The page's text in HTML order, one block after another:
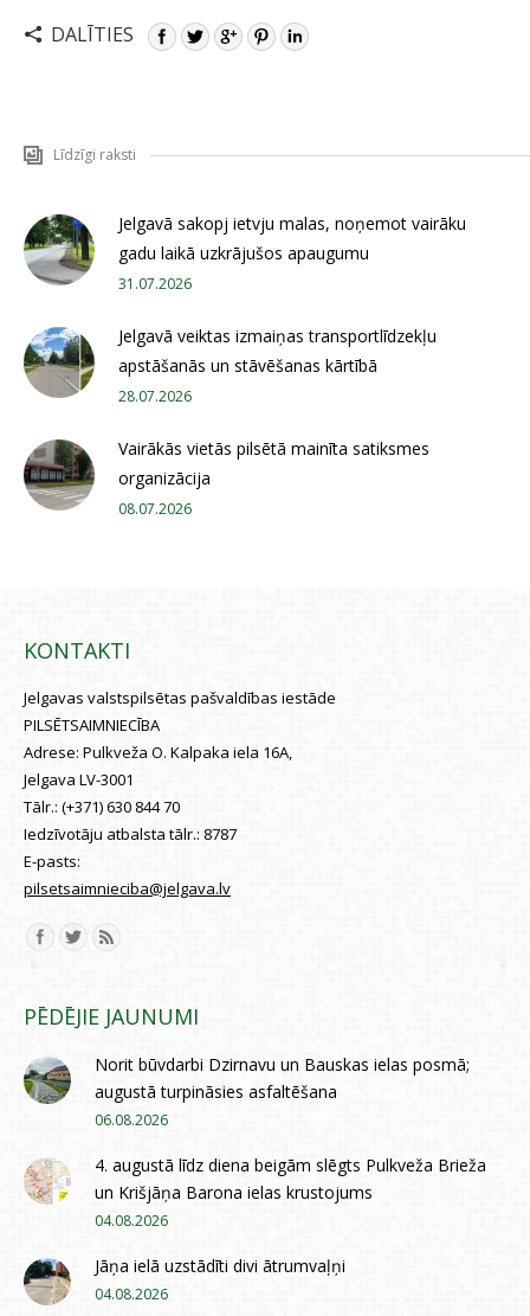
DALĪTIES
Līdzīgi raksti
Jelgavā sakopj ietvju malas, noņemot vairāku
gadu laikā uzkrājušos apaugumu
31.07.2026
Jelgavā veiktas izmaiņas transportlīdzekļu
apstāšanās un stāvēšanas kārtībā
28.07.2026
Vairākās vietās pilsētā mainīta satiksmes
organizācija
08.07.2026
KONTAKTI
Jelgavas valstspilsētas pašvaldības iestāde
PILSĒTSAIMNIECĪBA
Adrese: Pulkveža O. Kalpaka iela 16A,
Jelgava LV-3001
Tālr.: (+371) 630 844 70
Iedzīvotāju atbalsta tālr.: 8787
E-pasts:
pilsetsaimnieciba@jelgava.lv
Find us on:
PĒDĒJIE JAUNUMI
Norit būvdarbi Dzirnavu un Bauskas ielas posmā;
augustā turpināsies asfaltēšana
06.08.2026
4. augustā līdz diena beigām slēgts Pulkveža Brieža
un Krišjāņa Barona ielas krustojums
04.08.2026
Jāņa ielā uzstādīti divi ātrumvaļņi
04.08.2026